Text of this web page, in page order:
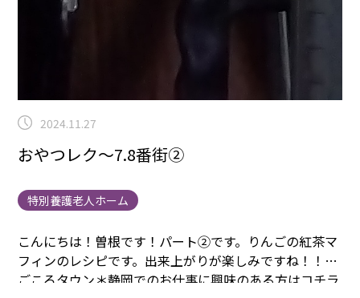
2024.11.27
おやつレク～7.8番街②
特別養護老人ホーム
こんにちは！曽根です！パート②です。 りんごの紅茶マ
フィンのレシピです。 出来上がりが楽しみですね！！ ま
ごころタウン＊静岡でのお仕事に興味のある方はコチラ